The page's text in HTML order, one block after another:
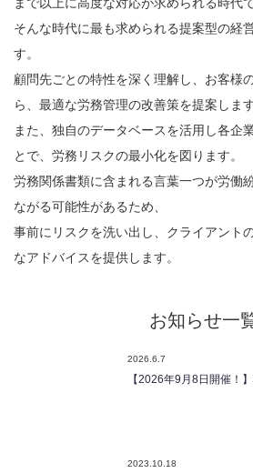
そんな時代に最も求められる提案型の経
す。
顧問先ごとの特性を深く理解し、お客様
ら、最適な労務管理の改善策を提案します
また、独自のデータベースを活用し各企
とで、労務リスクの最小化を図ります。
労務関係書類に含まれる言葉一つが労働
ながる可能性があるため、
事前にリスクを洗い出し、クライアント
なアドバイスを提供します。
お知らせ一
2026.6.7
【2026年9月8日開催！
2023.10.18